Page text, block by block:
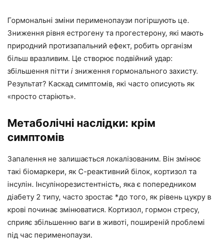
Гормональні зміни перименопаузи погіршують це.
Зниження рівня естрогену та прогестерону, які мають
природний протизапальний ефект, робить організм
більш вразливим. Це створює подвійний удар:
збільшення пітти і зниження гормонального захисту.
Результат? Каскад симптомів, які часто описують як
«просто старіють».
Метаболічні наслідки: крім
симптомів
Запалення не залишається локалізованим. Він змінює
такі біомаркери, як С-реактивний білок, кортизол та
інсулін. Інсулінорезистентність, яка є попередником
діабету 2 типу, часто зростає *до того, як рівень цукру в
крові починає змінюватися. Кортизол, гормон стресу,
сприяє збільшенню ваги в животі, поширеній проблемі
під час перименопаузи.